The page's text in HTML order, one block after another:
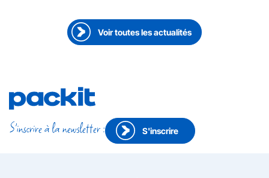
Voir toutes les actualités
S'inscrire à la newsletter : S'inscrire